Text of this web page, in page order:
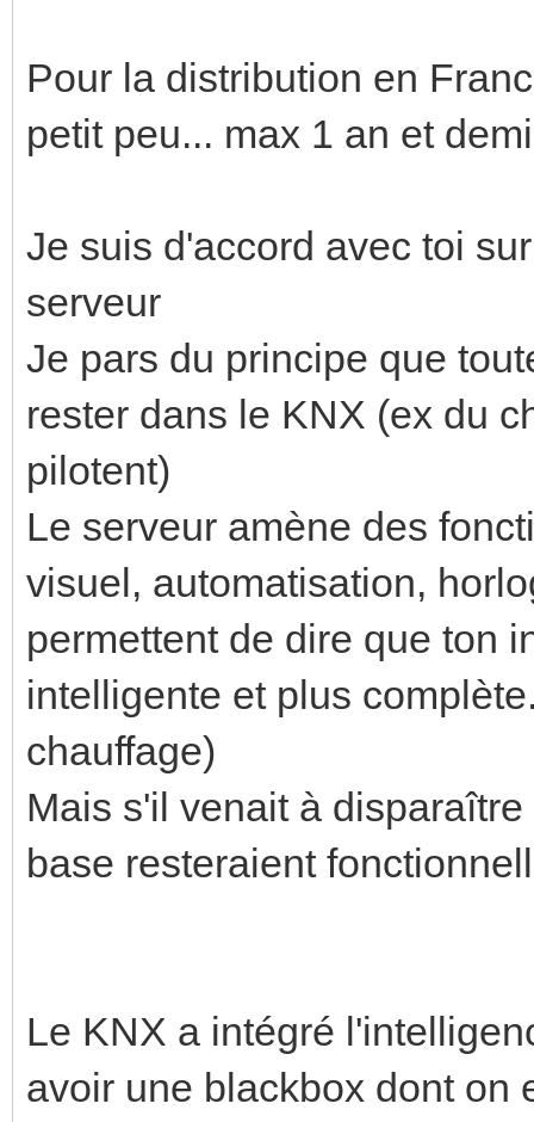
Pour la distribution en
petit peu... max 1 an et demi
Je suis d'accord avec toi
serveur
Je pars du principe que
rester dans le KNX (ex du
pilotent)
Le serveur amène des
visuel, automatisation,
permettent de dire que ton
intelligente et plus
chauffage)
Mais s'il venait à
base resteraient
Le KNX a intégré
avoir une blackbox dont on